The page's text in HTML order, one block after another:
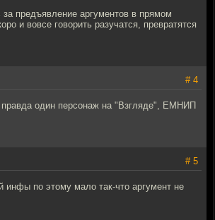
предъявление аргументов в прямом
и вовсе говорить разучатся, превратятся
# 4
один персонаж на "Взгляде", ЕМНИП
# 5
по этому мало так-что аргумент не